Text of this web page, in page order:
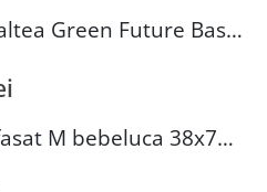
Topper Saltea Green Future Basic Confort 80x190 cm Spuma Poliuretanica Elastica Husa PES 100%
Saltea infasat M bebeluca 38x70 cm spuma PVC lavabila pentru confort si siguranta bebelusului